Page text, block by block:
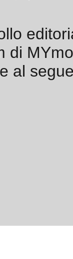
di
al